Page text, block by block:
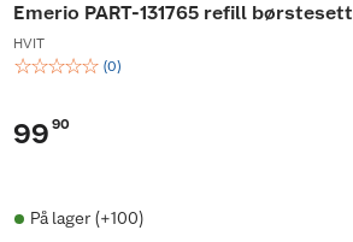
Emerio PART-131765 refill børstesett
HVIT
☆☆☆☆☆ (0)
99 90
På lager (+100)